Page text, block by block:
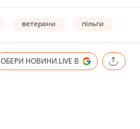
ветерани пільги
ОБЕРИ НОВИНИ.LIVE В